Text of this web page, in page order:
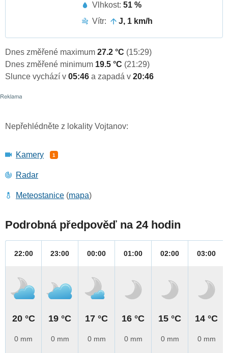
Vlhkost: 51 %
Vítr:
J, 1 km/h
Dnes změřené maximum 27.2 °C (15:29)
Dnes změřené minimum 19.5 °C (21:29)
Slunce vychází v 05:46 a zapadá v 20:46
Nepřehlédněte z lokality Vojtanov:
Kamery 1
Radar
Meteostanice (mapa)
Podrobná předpověď na 24 hodin
22:00
20 °C
0 mm
23:00
19 °C
0 mm
00:00
17 °C
0 mm
01:00
16 °C
0 mm
02:00
15 °C
0 mm
03:00
14 °C
0 mm